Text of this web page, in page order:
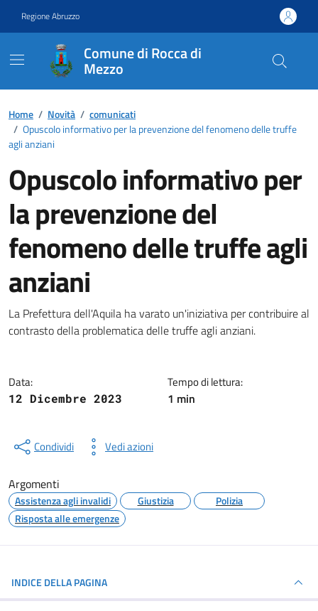
Regione Abruzzo
Comune di Rocca di
Mezzo
Contenuti in evidenza
Home / Novità / comunicati
/ Opuscolo informativo per la prevenzione del fenomeno delle truffe
agli anziani
Opuscolo informativo per
la prevenzione del
fenomeno delle truffe agli
anziani
Dettagli della notizia
La Prefettura dell'Aquila ha varato un'iniziativa per contribuire al
contrasto della problematica delle truffe agli anziani.
Data:
12 Dicembre 2023
Tempo di lettura:
1 min
Condividi Vedi azioni
Argomenti
Assistenza agli invalidi Giustizia
Polizia
Risposta alle emergenze
INDICE DELLA PAGINA